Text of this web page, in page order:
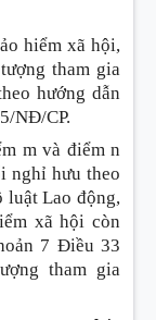
hiểm xã hội,
tham gia
hướng dẫn
NĐ/CP.
m và điểm n
nghỉ hưu theo
luật Lao động,
xã hội còn
7 Điều 33
tham gia